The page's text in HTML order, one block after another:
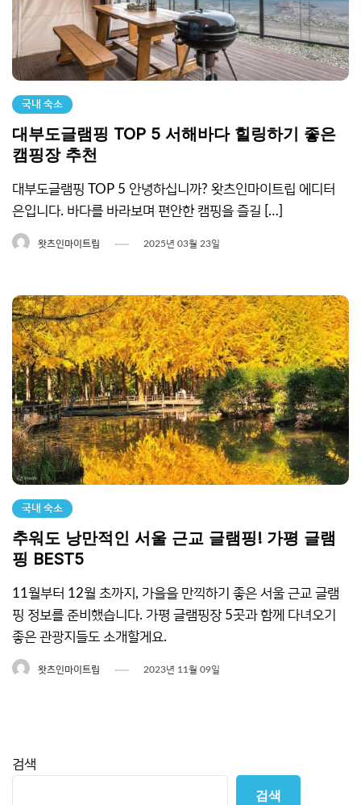
국내 숙소
대부도글램핑 TOP 5 서해바다 힐링하기 좋은
캠핑장 추천
대부도글램핑 TOP 5 안녕하십니까? 왓츠인마이트립 에디터
은입니다. 바다를 바라보며 편안한 캠핑을 즐길 […]
왓츠인마이트립 2025년 03월 23일
국내 숙소
추워도 낭만적인 서울 근교 글램핑! 가평 글램
핑 BEST5
11월부터 12월 초까지, 가을을 만끽하기 좋은 서울 근교 글램
핑 정보를 준비했습니다. 가평 글램핑장 5곳과 함께 다녀오기
좋은 관광지들도 소개할게요.
왓츠인마이트립 2023년 11월 09일
검색
검색